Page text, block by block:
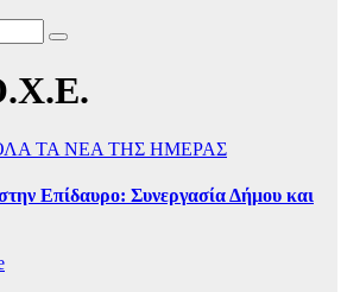
ΤΑ ΝΕΑ ΤΗΣ ΗΜΕΡΑΣ
Επίδαυρο: Συνεργασία Δήμου και